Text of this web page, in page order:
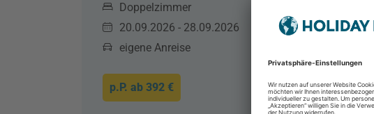
Doppelzimmer
20.09.2026 - 28.09.2026
eigene Anreise
p.P. ab 392 €